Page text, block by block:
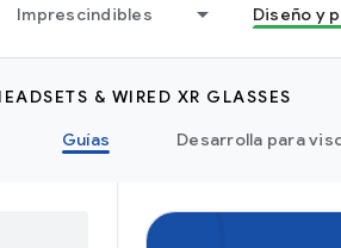
Imprescindibles Diseño y
& WIRED XR GLASSES
Guías Desarrolla para